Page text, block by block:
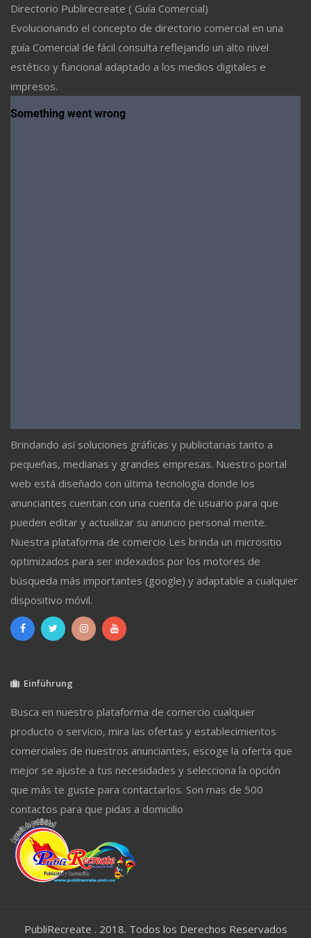
Directorio Publirecreate ( Guía Comercial)
Evolucionando el concepto de directorio comercial en una
guía Comercial de fácil consulta reflejando un alto nivel
estético y funcional adaptado a los medios digitales e
impresos.
Brindando así soluciones gráficas y publicitarias tanto a
pequeñas, medianas y grandes empresas. Nuestro portal
web está diseñado con última tecnología donde los
anunciantes cuentan con una cuenta de usuario para que
pueden editar y actualizar su anuncio personal mente.
Nuestra plataforma de comercio Les brinda un micrositio
optimizados para ser indexados por los motores de
búsqueda más importantes (google) y adaptable a cualquier
dispositivo móvil.
Einführung
Busca en nuestro plataforma de comercio cualquier
producto o servicio, mira las ofertas y establecimientos
comerciales de nuestros anunciantes, escoge la oferta que
mejor se ajuste a tus necesidades y selecciona la opción
que más te guste para contactarlos. Son mas de 500
contactos para que pidas a domicilio
PubliRecreate . 2018. Todos los Derechos Reservados